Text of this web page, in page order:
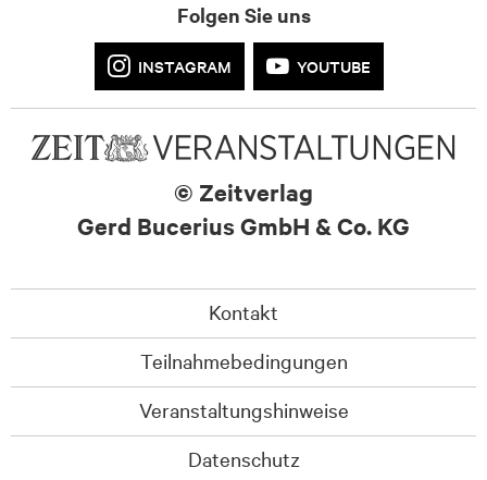
Folgen Sie uns
INSTAGRAM YOUTUBE
© Zeitverlag
Gerd Bucerius GmbH & Co. KG
Kontakt
Teilnahmebedingungen
Veranstaltungshinweise
Datenschutz